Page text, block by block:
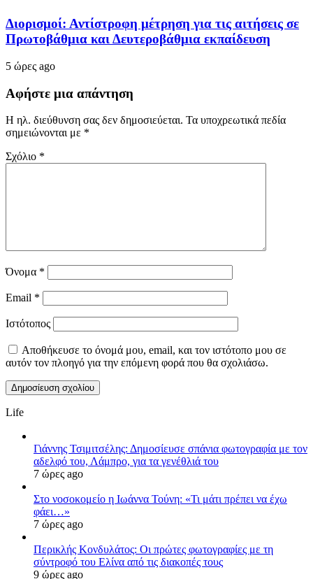
Διορισμοί: Αντίστροφη μέτρηση για τις αιτήσεις σε
Πρωτοβάθμια και Δευτεροβάθμια εκπαίδευση
5 ώρες ago
Αφήστε μια απάντηση
Η ηλ. διεύθυνση σας δεν δημοσιεύεται. Τα υποχρεωτικά πεδία
σημειώνονται με *
Σχόλιο *
Όνομα *
Email *
Ιστότοπος
Αποθήκευσε το όνομά μου, email, και τον ιστότοπο μου σε
αυτόν τον πλοηγό για την επόμενη φορά που θα σχολιάσω.
Life
Γιάννης Τσιμιτσέλης: Δημοσίευσε σπάνια φωτογραφία με τον
αδελφό του, Λάμπρο, για τα γενέθλιά του
7 ώρες ago
Στο νοσοκομείο η Ιωάννα Τούνη: «Τι μάτι πρέπει να έχω
φάει…»
7 ώρες ago
Περικλής Κονδυλάτος: Οι πρώτες φωτογραφίες με τη
σύντροφό του Ελίνα από τις διακοπές τους
9 ώρες ago